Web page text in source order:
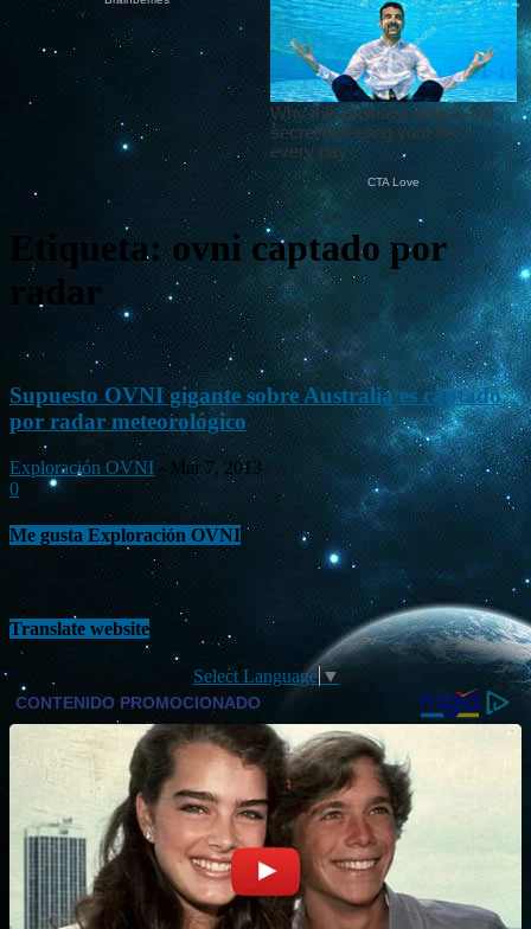
Etiqueta: ovni captado por
radar
Supuesto OVNI gigante sobre Australia es captado
por radar meteorológico
Exploración OVNI - Mar 7, 2013
0
Me gusta Exploración OVNI
Translate website
Select Language ▼